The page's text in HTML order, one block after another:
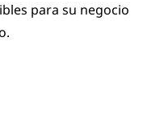
para su negocio